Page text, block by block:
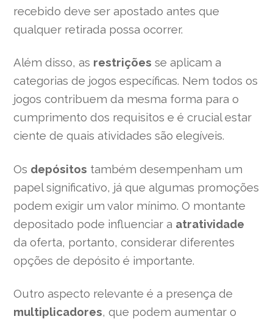
recebido deve ser apostado antes que
qualquer retirada possa ocorrer.
Além disso, as restrições se aplicam a
categorias de jogos específicas. Nem todos os
jogos contribuem da mesma forma para o
cumprimento dos requisitos e é crucial estar
ciente de quais atividades são elegíveis.
Os depósitos também desempenham um
papel significativo, já que algumas promoções
podem exigir um valor mínimo. O montante
depositado pode influenciar a atratividade
da oferta, portanto, considerar diferentes
opções de depósito é importante.
Outro aspecto relevante é a presença de
multiplicadores, que podem aumentar o